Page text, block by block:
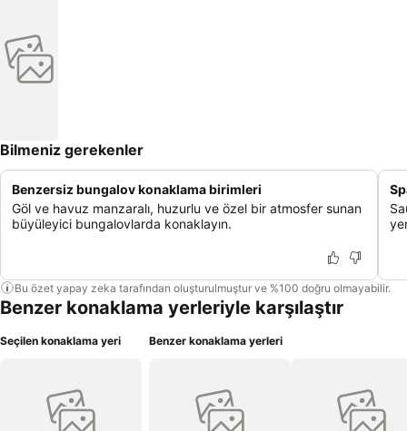
Bilmeniz gerekenler
Benzersiz bungalov konaklama birimleri
Göl ve havuz manzaralı, huzurlu ve özel bir atmosfer sunan
büyüleyici bungalovlarda konaklayın.
Bu özet yapay zeka tarafından oluşturulmuştur ve %100 doğru olmayabilir.
Benzer konaklama yerleriyle karşılaştır
Seçilen konaklama yeri Benzer konaklama yerleri